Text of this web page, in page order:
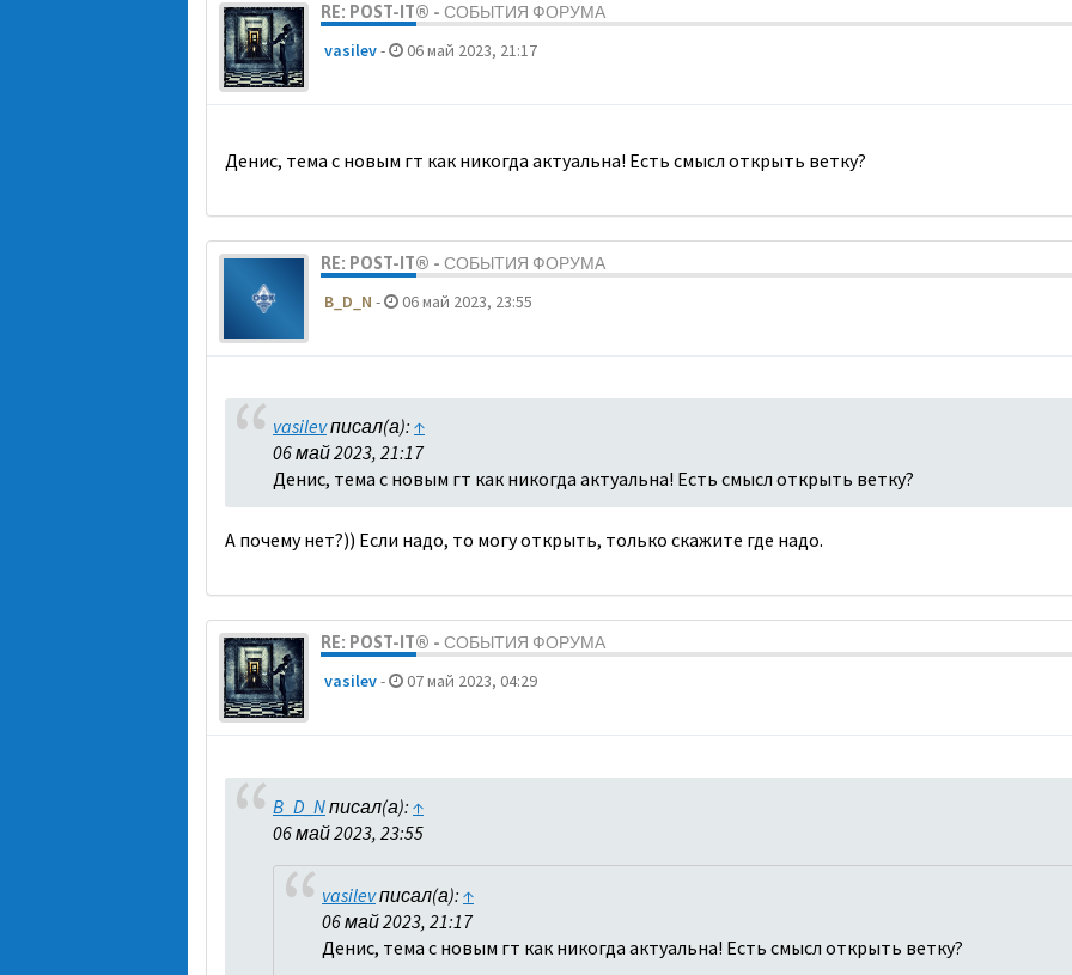
RE: POST-IT® - СОБЫТИЯ ФОРУМА
vasilev- 06 май 2023, 21:17
Денис, тема с новым гт как никогда актуальна! Есть смысл открыть ветку?
RE: POST-IT® - СОБЫТИЯ ФОРУМА
B_D_N - 06 май 2023, 23:55
vasilevписал(а): ↑
06 май 2023, 21:17
Денис, тема с новым гт как никогда актуальна! Есть смысл открыть ветку?
А почему нет?)) Если надо, то могу открыть, только скажите где надо.
RE: POST-IT® - СОБЫТИЯ ФОРУМА
vasilev- 07 май 2023, 04:29
B_D_Nписал(а): ↑
06 май 2023, 23:55
vasilevписал(а): ↑
06 май 2023, 21:17
Денис, тема с новым гт как никогда актуальна! Есть смысл открыть ветку?